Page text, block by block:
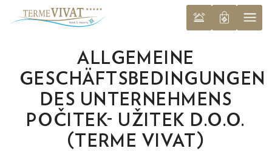
ALLGEMEINE
GESCHÄFTSBEDINGUNGEN
DES UNTERNEHMENS
POČITEK- UŽITEK D.O.O.
(TERME VIVAT)